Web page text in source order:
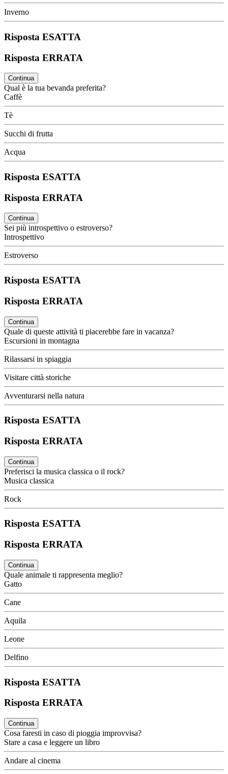
Inverno
Risposta ESATTA
Risposta ERRATA
Continua
Qual è la tua bevanda preferita?
Caffè
Tè
Succhi di frutta
Acqua
Risposta ESATTA
Risposta ERRATA
Continua
Sei più introspettivo o estroverso?
Introspettivo
Estroverso
Risposta ESATTA
Risposta ERRATA
Continua
Quale di queste attività ti piacerebbe fare in vacanza?
Escursioni in montagna
Rilassarsi in spiaggia
Visitare città storiche
Avventurarsi nella natura
Risposta ESATTA
Risposta ERRATA
Continua
Preferisci la musica classica o il rock?
Musica classica
Rock
Risposta ESATTA
Risposta ERRATA
Continua
Quale animale ti rappresenta meglio?
Gatto
Cane
Aquila
Leone
Delfino
Risposta ESATTA
Risposta ERRATA
Continua
Cosa faresti in caso di pioggia improvvisa?
Stare a casa e leggere un libro
Andare al cinema